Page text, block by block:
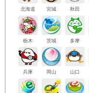
北海道 宮城 秋田
栃木 茨城 多摩
兵庫 岡山 山口